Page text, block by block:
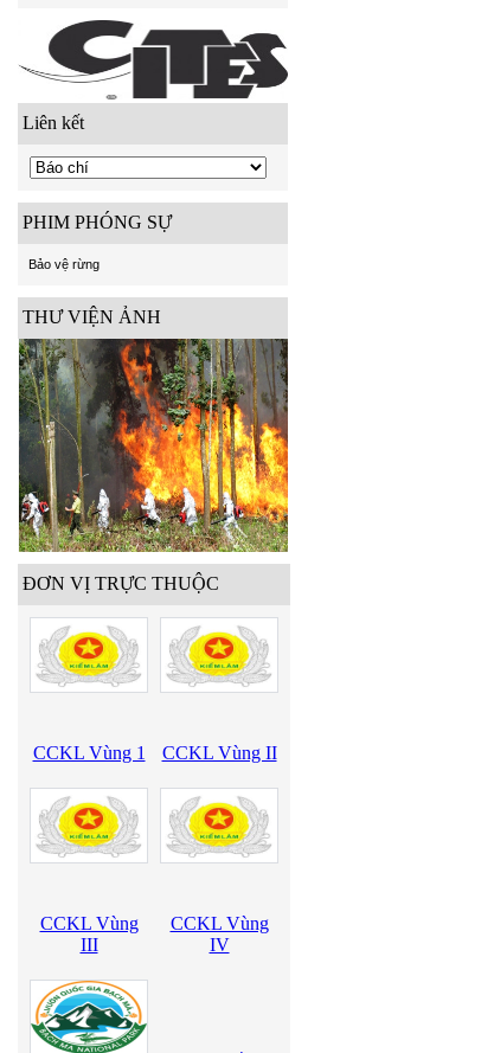
Liên kết
PHIM PHÓNG SỰ
Bảo vệ rừng
THƯ VIỆN ẢNH
ĐƠN VỊ TRỰC THUỘC
CCKL Vùng 1 CCKL Vùng II
CCKL Vùng
III
CCKL Vùng
IV